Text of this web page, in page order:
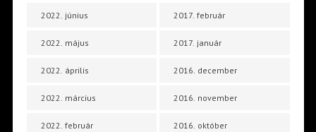
2022. június
2022. május
2022. április
2022. március
2022. február
2017. február
2017. január
2016. december
2016. november
2016. október